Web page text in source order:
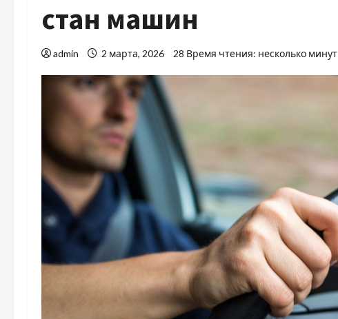
стан машин
admin 2 марта, 2026 28 Время чтения: несколько минут